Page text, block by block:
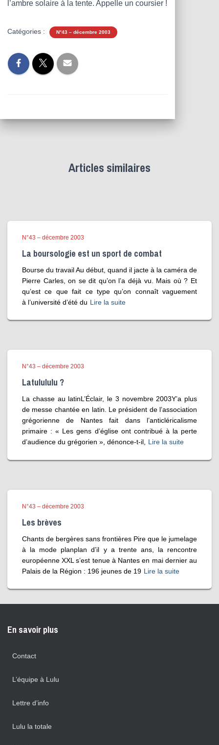
l’ambre solaire à la tente. Appelle un coursier !
Catégories : N°43 – décembre 2003
Articles similaires
N°43 – décembre 2003
La boursologie est un sport de combat
Bourse du travail Au début, quand il jacte à la caméra de
Pierre Carles, on se dit qu’on l’a déjà vu. Mais où ? Et
qu’est ce que fait ce type qu’on connaît vaguement
à l’université d’été du Lire la suite
N°43 – décembre 2003
Latulululu ?
La chasse au latinL’Éclair, le 3 novembre 2003Y’a plus
de messe chantée en latin. Le président de l’association
grégorienne de Nantes fait dans l’anticléricalisme
primaire : « Les gens d’église ont contribué à la perte
d’audience du grégorien », dénonce-t-il, Lire la suite
N°43 – décembre 2003
Les brèves
Chants de bergères sans frontières Pire que le jumelage
à la mode planplan d’il y a trente ans, la rencontre
européenne XXL s’est tenue à Nantes en mai dernier au
Palais de la Région : 196 jeunes de 19 Lire la suite
En savoir plus
Contact
L’équipe à Lulu
Lettre d’info
Lulu la totale